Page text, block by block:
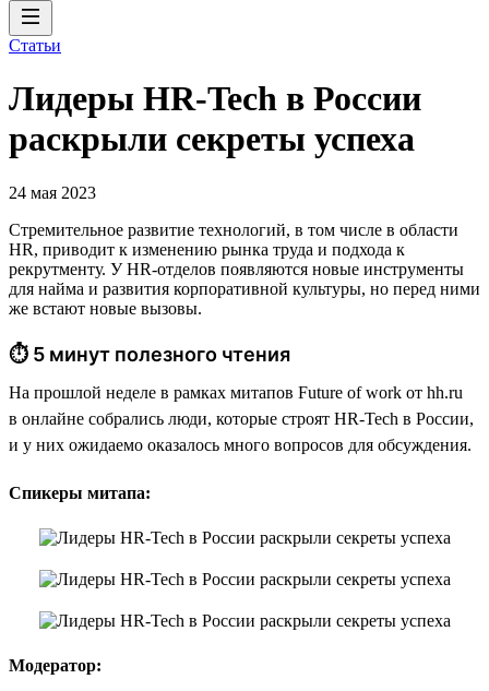
Статьи
Лидеры HR-Tech в России
раскрыли секреты успеха
24 мая 2023
Стремительное развитие технологий, в том числе в области
HR, приводит к изменению рынка труда и подхода к
рекрутменту. У HR-отделов появляются новые инструменты
для найма и развития корпоративной культуры, но перед ними
же встают новые вызовы.
⏱ 5 минут полезного чтения
На прошлой неделе в рамках митапов Future of work от hh.ru
в онлайне собрались люди, которые строят HR-Tech в России,
и у них ожидаемо оказалось много вопросов для обсуждения.
Спикеры митапа:
Модератор: